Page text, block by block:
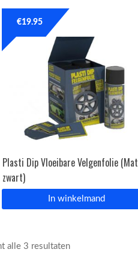
Plasti Dip Vloeibare Velgenfolie (Mat
zwart)
€19.95
In winkelmand
alle 3 resultaten